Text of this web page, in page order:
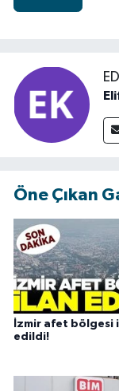
Öne Çıkan
İzmir afet bölgesi
edildi!